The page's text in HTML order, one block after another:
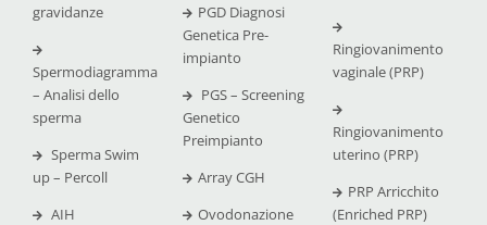
gravidanze
Spermodiagramma
– Analisi dello
sperma
Sperma Swim
up – Percoll
AIH
PGD Diagnosi
Genetica Pre-
impianto
PGS – Screening
Genetico
Preimpianto
Array CGH
Ovodonazione
Ringiovanimento
vaginale (PRP)
Ringiovanimento
uterino (PRP)
PRP Arricchito
(Enriched PRP)